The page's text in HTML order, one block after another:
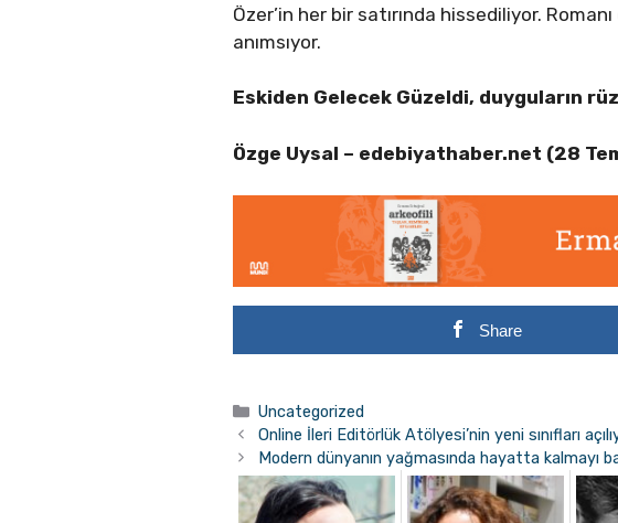
Özer’in her bir satırında hissediliyor.
anımsıyor.
Eskiden Gelecek Güzeldi, duyguların
Özge Uysal – edebiyathaber.net (28
Share
Kategoriler
Uncategorized
Online İleri Editörlük Atölyesi’nin yeni sınıfları
Modern dünyanın yağmasında hayatta kalmayı